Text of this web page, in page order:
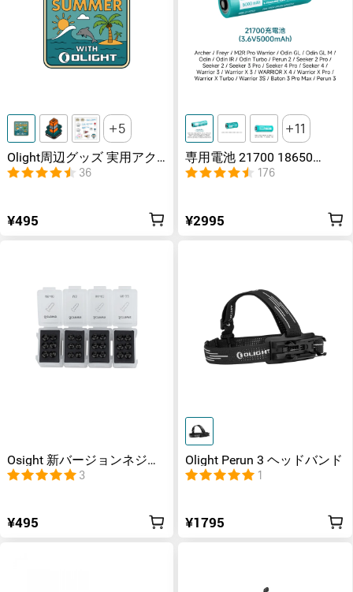
5
Olight周辺グッズ 実用アク
セサリー
36
¥495
11
専用電池 21700 18650
CR123A IMR16340 32650
18500 バッテリー
176
¥2995
Osight 新バージョンネジキ
ット
3
¥495
Olight Perun 3 ヘッドバンド
1
¥1795